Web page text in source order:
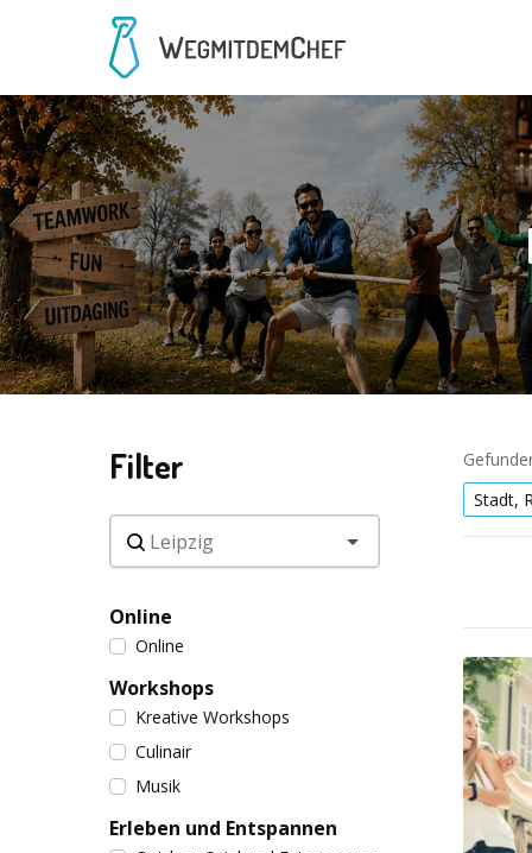
Filter
Online
Online
Workshops
Kreative Workshops
Culinair
Musik
Erleben und Entspannen
Stadt,